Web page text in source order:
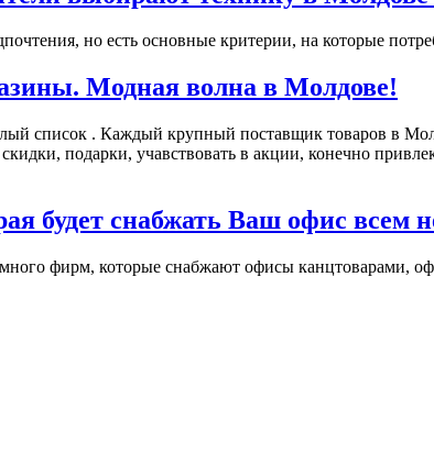
но есть основные критерии, на которые
Модная волна в Молдове!
список . Каждый крупный поставщик товаров в
подарки, учавствовать в акции, конечно
будет снабжать Ваш офис всем
фирм, которые снабжают офисы канцтоварами,